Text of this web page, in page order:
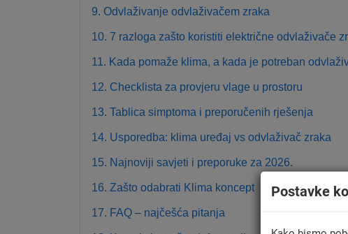
9. Odvlaživanje odvlaživačem zraka
10. 7 razloga zašto koristiti električne odvlaživače
11. Kada pomaže klima, a kada je potreban
12. Checklista za provjeru vlage u prostoru
13. Tablica simptoma i preporučenih rješenja
14. Usporedba: klima uređaj vs odvlaživač zraka
15. Najnoviji savjeti i preporuke za 2026.
16. Zašto odabrati Klima koncept
17. FAQ – najčešća pitanja
Postavke